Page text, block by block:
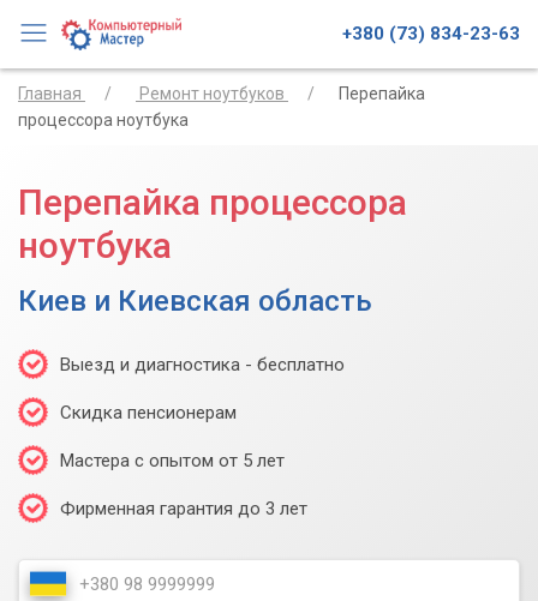
+380 (73) 834-23-63
Главная Ремонт ноутбуков
Перепайка
процессора ноутбука
Перепайка процессора
ноутбука
Киев и Киевская область
Выезд и диагностика - бесплатно
Скидка пенсионерам
Мастера с опытом от 5 лет
Фирменная гарантия до 3 лет